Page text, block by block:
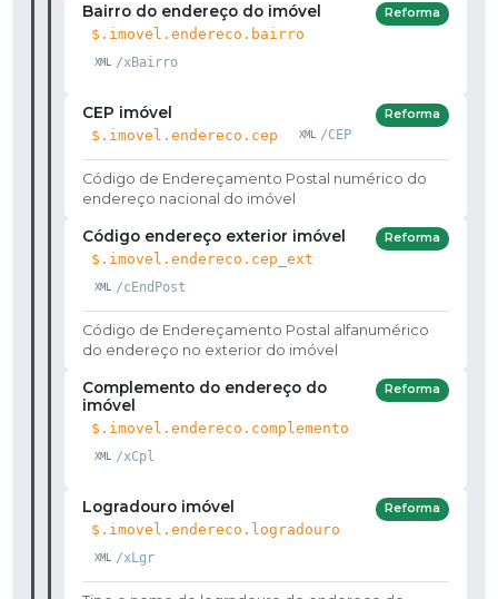
Bairro do endereço do imóvel
$.imovel.endereco.bairro
/xBairro
Reforma
CEP imóvel
$.imovel.endereco.cep /CEP
Reforma
Código de Endereçamento Postal numérico do
endereço nacional do imóvel
Código endereço exterior imóvel
$.imovel.endereco.cep_ext
/cEndPost
Reforma
Código de Endereçamento Postal alfanumérico
do endereço no exterior do imóvel
Complemento do endereço do
imóvel
$.imovel.endereco.complemento
/xCpl
Reforma
Logradouro imóvel
$.imovel.endereco.logradouro
/xLgr
Reforma